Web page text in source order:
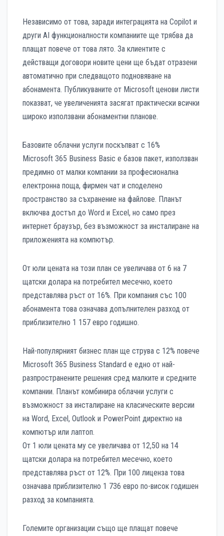
Независимо от това, заради интеграцията на Copilot и
други AI функционалности компаниите ще трябва да
плащат повече от това лято. За клиентите с
действащи договори новите цени ще бъдат отразени
автоматично при следващото подновяване на
абонамента. Публикуваните от Microsoft ценови листи
показват, че увеличенията засягат практически всички
широко използвани абонаментни планове.
Базовите облачни услуги поскъпват с 16%
Microsoft 365 Business Basic е базов пакет, използван
предимно от малки компании за професионална
електронна поща, фирмен чат и споделено
пространство за съхранение на файлове. Планът
включва достъп до Word и Excel, но само през
интернет браузър, без възможност за инсталиране на
приложенията на компютър.
От юли цената на този план се увеличава от 6 на 7
щатски долара на потребител месечно, което
представлява ръст от 16%. При компания със 100
абонамента това означава допълнителен разход от
приблизително 1 157 евро годишно.
Най-популярният бизнес план ще струва с 12% повече
Microsoft 365 Business Standard е едно от най-
разпространените решения сред малките и средните
компании. Планът комбинира облачни услуги с
възможност за инсталиране на класическите версии
на Word, Excel, Outlook и PowerPoint директно на
компютър или лаптоп.
От 1 юли цената му се увеличава от 12,50 на 14
щатски долара на потребител месечно, което
представлява ръст от 12%. При 100 лиценза това
означава приблизително 1 736 евро по-висок годишен
разход за компанията.
Големите организации също ще плащат повече